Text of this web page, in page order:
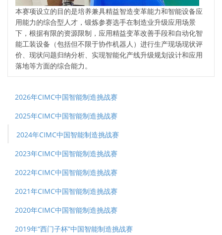
本赛项设立的目的是培养兼具精益智造变革能力和智能设备应
用能力的综合型人才，锻炼参赛选手在制造业升级应用场景
下，根据有限的资源限制，应用精益变革改善手段和自动化智
能工装设备（包括但不限于协作机器人）进行生产现场现状评
价、现状问题归纳分析、实现智能化产线升级规划设计和应用
落地等方面的综合能力。
2026年CIMC中国智能制造挑战赛
2025年CIMC中国智能制造挑战赛
2024年CIMC中国智能制造挑战赛
2023年CIMC中国智能制造挑战赛
2022年CIMC中国智能制造挑战赛
2021年CIMC中国智能制造挑战赛
2020年CIMC中国智能制造挑战赛
2019年“西门子杯”中国智能制造挑战赛